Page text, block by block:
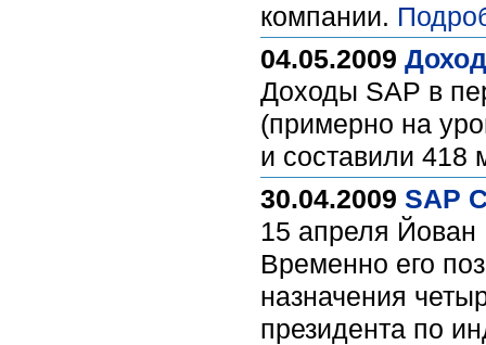
компании.
04.05.2009
Доходы SAP в
(примерно на
и составили 418
30.04.2009 SAP
15 апреля
Временно его
назначения
президента по